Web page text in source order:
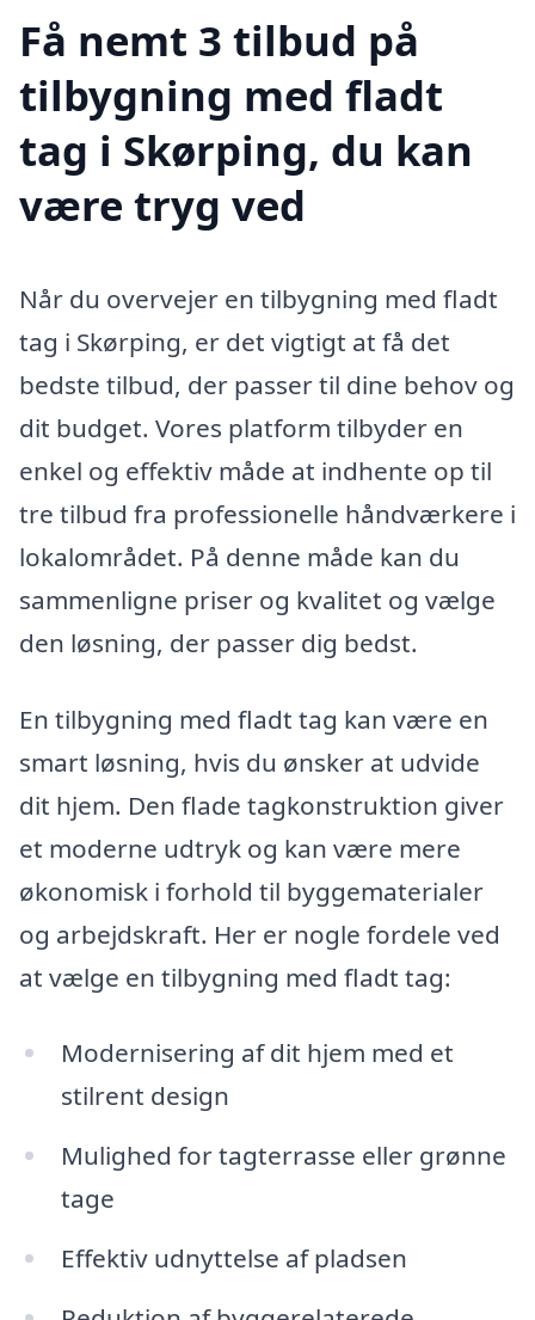
Få nemt 3 tilbud på
tilbygning med fladt
tag i Skørping, du kan
være tryg ved
Når du overvejer en tilbygning med fladt
tag i Skørping, er det vigtigt at få det
bedste tilbud, der passer til dine behov og
dit budget. Vores platform tilbyder en
enkel og effektiv måde at indhente op til
tre tilbud fra professionelle håndværkere i
lokalområdet. På denne måde kan du
sammenligne priser og kvalitet og vælge
den løsning, der passer dig bedst.
En tilbygning med fladt tag kan være en
smart løsning, hvis du ønsker at udvide
dit hjem. Den flade tagkonstruktion giver
et moderne udtryk og kan være mere
økonomisk i forhold til byggematerialer
og arbejdskraft. Her er nogle fordele ved
at vælge en tilbygning med fladt tag:
Modernisering af dit hjem med et
stilrent design
Mulighed for tagterrasse eller grønne
tage
Effektiv udnyttelse af pladsen